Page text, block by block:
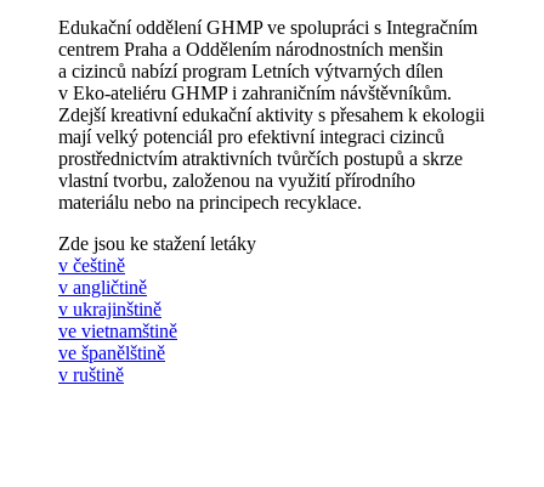
Edukační oddělení GHMP ve spolupráci s Integračním
centrem Praha a Oddělením národnostních menšin
a cizinců nabízí program Letních výtvarných dílen
v Eko-ateliéru GHMP i zahraničním návštěvníkům.
Zdejší kreativní edukační aktivity s přesahem k ekologii
mají velký potenciál pro efektivní integraci cizinců
prostřednictvím atraktivních tvůrčích postupů a skrze
vlastní tvorbu, založenou na využití přírodního
materiálu nebo na principech recyklace.
Zde jsou ke stažení letáky
v češtině
v angličtině
v ukrajinštině
ve vietnamštině
ve španělštině
v ruštině